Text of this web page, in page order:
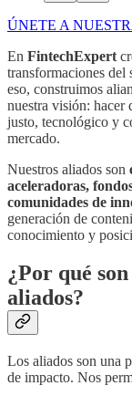
ÚNETE A
En FintechExpert
transformaciones del
eso, construimos
nuestra visión: hacer
justo, tecnológico y
mercado.
Nuestros aliados son
aceleradoras,
comunidades de
generación de
conocimiento y
¿Por qué
aliados?
Los aliados son una
de impacto. Nos